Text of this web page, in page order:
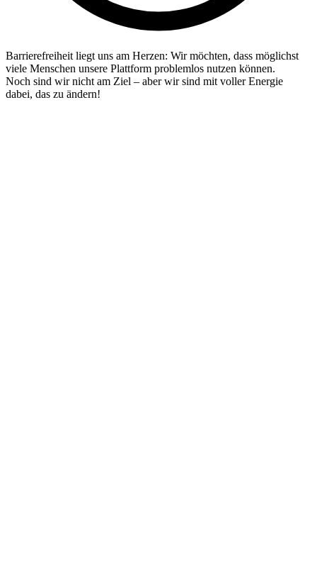
Barrierefreiheit liegt uns am Herzen: Wir möchten, dass möglichst
viele Menschen unsere Plattform problemlos nutzen können.
Noch sind wir nicht am Ziel – aber wir sind mit voller Energie
dabei, das zu ändern!